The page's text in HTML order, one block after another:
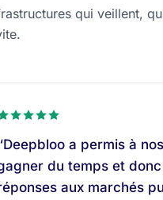
qui veillent,
a permis à
du temps et
aux marchés